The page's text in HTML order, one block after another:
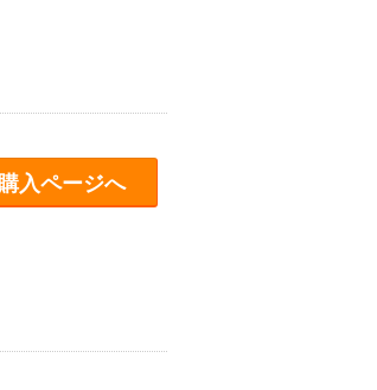
購入ページへ